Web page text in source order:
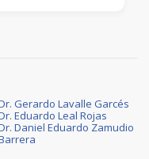
Gerardo Lavalle Garcés
Eduardo Leal Rojas
Daniel Eduardo Zamudio